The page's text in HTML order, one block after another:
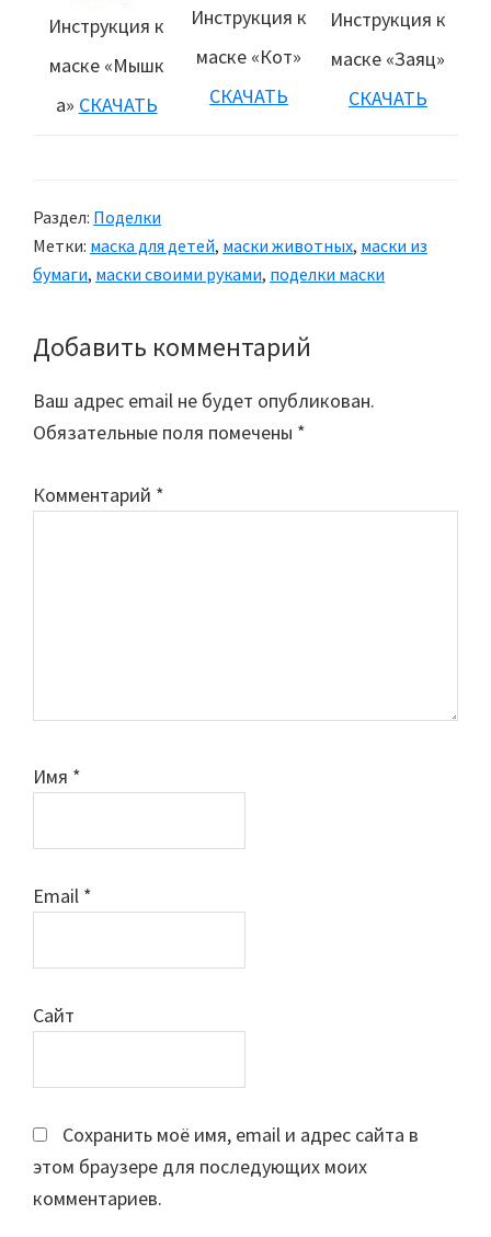
Инструкция к
маске «Мышк
а» СКАЧАТЬ
Инструкция к
маске «Кот»
СКАЧАТЬ
Инструкция к
маске «Заяц»
СКАЧАТЬ
Раздел: Поделки
Метки: маска для детей, маски животных, маски из
бумаги, маски своими руками, поделки маски
Reader
Interactions
Добавить комментарий
Ваш адрес email не будет опубликован.
Обязательные поля помечены *
Комментарий *
Имя *
Email *
Сайт
Сохранить моё имя, email и адрес сайта в
этом браузере для последующих моих
комментариев.